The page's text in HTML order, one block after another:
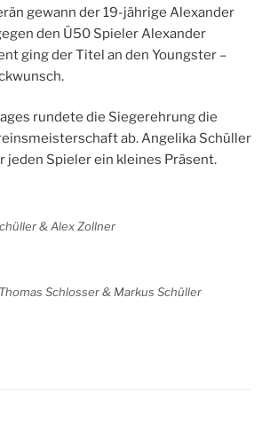
gewann der 19-jährige Alexander
den Ü50 Spieler Alexander
ging der Titel an den Youngster –
rundete die Siegerehrung die
ab. Angelika Schüller
jeden Spieler ein kleines Präsent.
& Alex Zollner
Schlosser & Markus Schüller